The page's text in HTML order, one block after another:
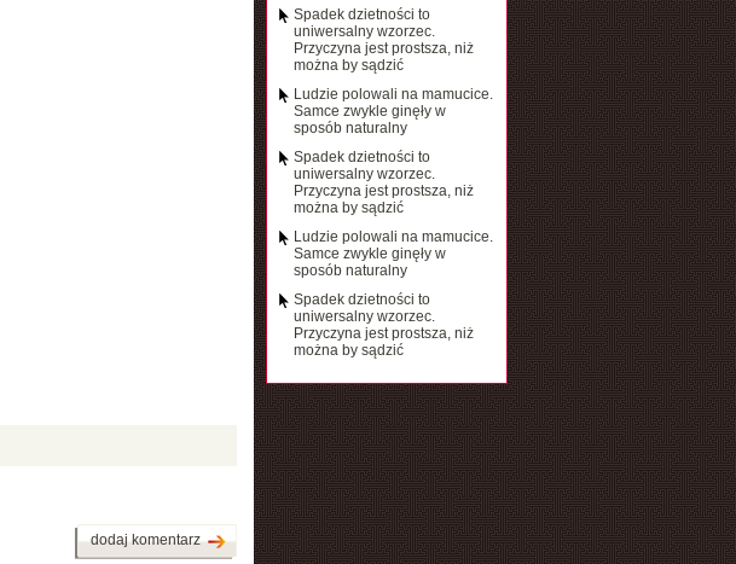
dodaj komentarz
Spadek dzietności to
uniwersalny wzorzec.
Przyczyna jest prostsza, niż
można by sądzić
Ludzie polowali na mamucice.
Samce zwykle ginęły w
sposób naturalny
Spadek dzietności to
uniwersalny wzorzec.
Przyczyna jest prostsza, niż
można by sądzić
Ludzie polowali na mamucice.
Samce zwykle ginęły w
sposób naturalny
Spadek dzietności to
uniwersalny wzorzec.
Przyczyna jest prostsza, niż
można by sądzić